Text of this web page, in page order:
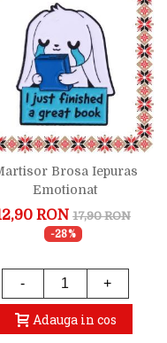
Brosa Iepuras
Emotionat
RON 17,90 RON
-28%
- +
Adauga in cos